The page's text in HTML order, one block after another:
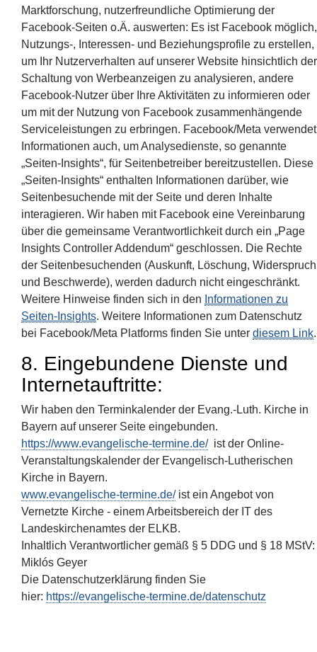
Marktforschung, nutzerfreundliche Optimierung der
Facebook-Seiten o.Ä. auswerten: Es ist Facebook möglich,
Nutzungs-, Interessen- und Beziehungsprofile zu erstellen,
um Ihr Nutzerverhalten auf unserer Website hinsichtlich der
Schaltung von Werbeanzeigen zu analysieren, andere
Facebook-Nutzer über Ihre Aktivitäten zu informieren oder
um mit der Nutzung von Facebook zusammenhängende
Serviceleistungen zu erbringen. Facebook/Meta verwendet
Informationen auch, um Analysedienste, so genannte
„Seiten-Insights“, für Seitenbetreiber bereitzustellen. Diese
„Seiten-Insights“ enthalten Informationen darüber, wie
Seitenbesuchende mit der Seite und deren Inhalte
interagieren. Wir haben mit Facebook eine Vereinbarung
über die gemeinsame Verantwortlichkeit durch ein „Page
Insights Controller Addendum“ geschlossen. Die Rechte
der Seitenbesuchenden (Auskunft, Löschung, Widerspruch
und Beschwerde), werden dadurch nicht eingeschränkt.
Weitere Hinweise finden sich in den Informationen zu
Seiten-Insights. Weitere Informationen zum Datenschutz
bei Facebook/Meta Platforms finden Sie unter diesem Link.
8. Eingebundene Dienste und
Internetauftritte:
Wir haben den Terminkalender der Evang.-Luth. Kirche in
Bayern auf unserer Seite eingebunden.
https://www.evangelische-termine.de/ist der Online-
Veranstaltungskalender der Evangelisch-Lutherischen
Kirche in Bayern.
www.evangelische-termine.de/ist ein Angebot von
Vernetzte Kirche - einem Arbeitsbereich der IT des
Landeskirchenamtes der ELKB.
Inhaltlich Verantwortlicher gemäß § 5 DDG und § 18 MStV:
Miklós Geyer
Die Datenschutzerklärung finden Sie
hier: https://evangelische-termine.de/datenschutz